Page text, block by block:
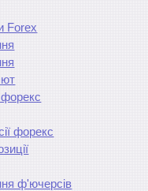
Forex
форекс
ф'ючерсів